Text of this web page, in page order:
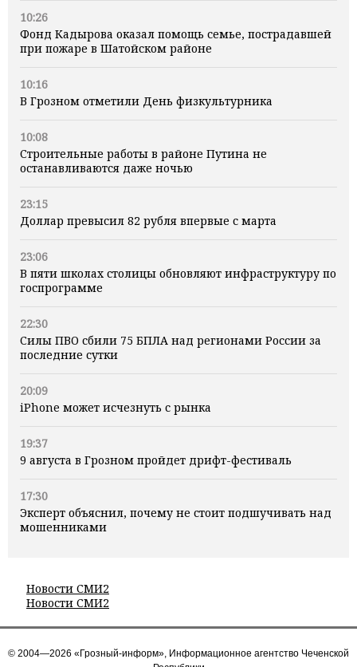
10:26
Фонд Кадырова оказал помощь семье, пострадавшей
при пожаре в Шатойском районе
10:16
В Грозном отметили День физкультурника
10:08
Строительные работы в районе Путина не
останавливаются даже ночью
23:15
Доллар превысил 82 рубля впервые с марта
23:06
В пяти школах столицы обновляют инфраструктуру по
госпрограмме
22:30
Силы ПВО сбили 75 БПЛА над регионами России за
последние сутки
20:09
iPhone может исчезнуть с рынка
19:37
9 августа в Грозном пройдет дрифт-фестиваль
17:30
Эксперт объяснил, почему не стоит подшучивать над
мошенниками
Новости СМИ2
Новости СМИ2
© 2004—2026 «Грозный-информ», Информационное агентство Чеченской